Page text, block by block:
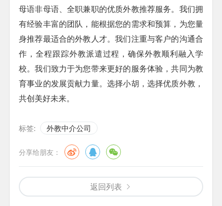
母语非母语、全职兼职的优质外教推荐服务。我们拥
有经验丰富的团队，能根据您的需求和预算，为您量
身推荐最适合的外教人才。我们注重与客户的沟通合
作，全程跟踪外教派遣过程，确保外教顺利融入学
校。我们致力于为您带来更好的服务体验，共同为教
育事业的发展贡献力量。选择小胡，选择优质外教，
共创美好未来。
标签: 外教中介公司
分享给朋友：
返回列表